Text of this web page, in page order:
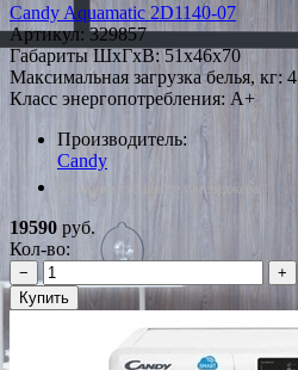
Candy Aquamatic 2D1140-07
Артикул: 329857
Габариты ШxГxВ: 51x46x70
Максимальная загрузка белья, кг: 4
Класс энергопотребления: A+
Производитель:
Candy
*Наличие уточняйте у менеджера
19590 руб.
Кол-во:
−
+
Купить